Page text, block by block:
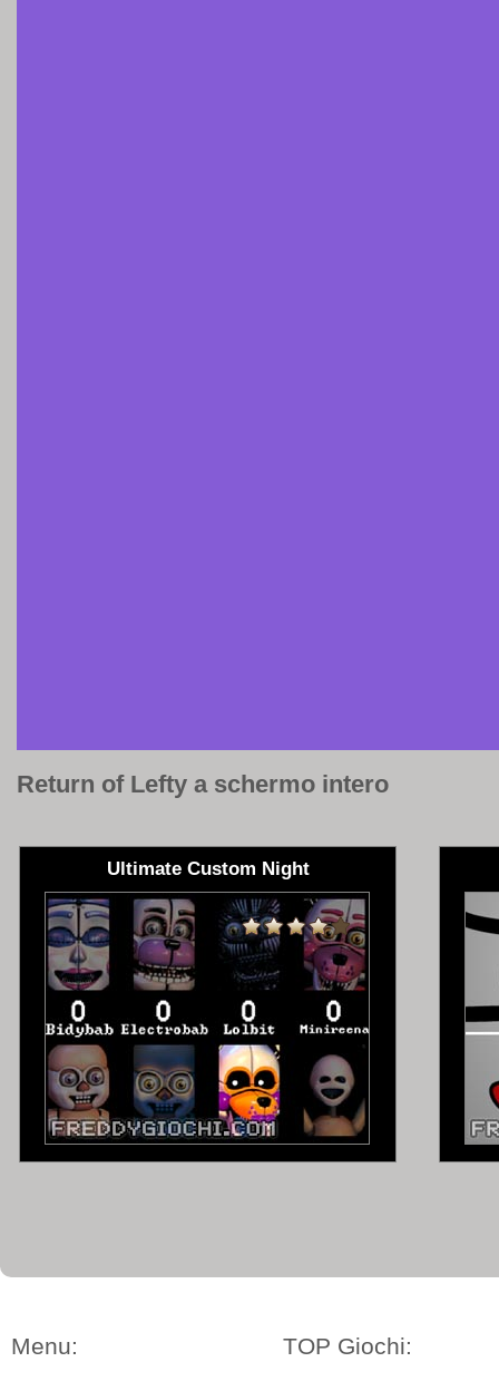
Return of Lefty a schermo intero
Ultimate Custom Night
Menu: TOP Giochi: